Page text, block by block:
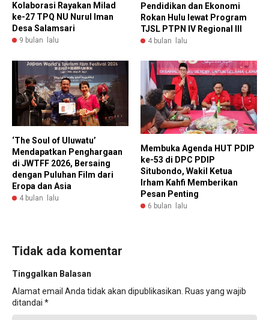
Kolaborasi Rayakan Milad
ke-27 TPQ NU Nurul Iman
Desa Salamsari
9 bulan lalu
Pendidikan dan Ekonomi
Rokan Hulu lewat Program
TJSL PTPN IV Regional III
4 bulan lalu
‘The Soul of Uluwatu’
Mendapatkan Penghargaan
di JWTFF 2026, Bersaing
dengan Puluhan Film dari
Eropa dan Asia
4 bulan lalu
Membuka Agenda HUT PDIP
ke-53 di DPC PDIP
Situbondo, Wakil Ketua
Irham Kahfi Memberikan
Pesan Penting
6 bulan lalu
Tidak ada komentar
Tinggalkan Balasan
Alamat email Anda tidak akan dipublikasikan. Ruas yang wajib
ditandai *